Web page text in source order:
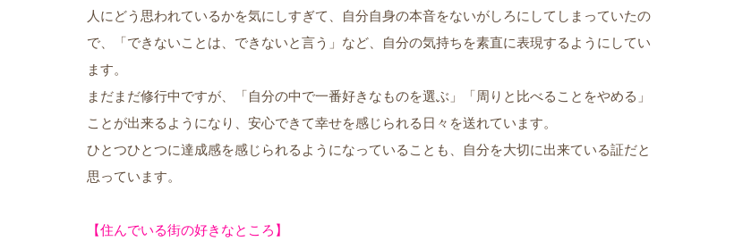
人にどう思われているかを気にしすぎて、自分自身の本音をないがしろにしてしまっていたの
で、「できないことは、できないと言う」など、自分の気持ちを素直に表現するようにしてい
ます。
まだまだ修行中ですが、「自分の中で一番好きなものを選ぶ」「周りと比べることをやめる」
ことが出来るようになり、安心できて幸せを感じられる日々を送れています。
ひとつひとつに達成感を感じられるようになっていることも、自分を大切に出来ている証だと
思っています。
【住んでいる街の好きなところ】